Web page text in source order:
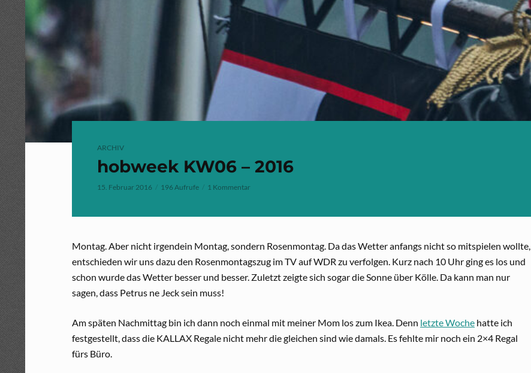
ARCHIV
hobweek KW06 – 2016
15. Februar 2016 196 Aufrufe 1 Kommentar
Montag. Aber nicht irgendein Montag, sondern Rosenmontag. Da das Wetter anfangs nicht so mitspielen wollte,
entschieden wir uns dazu den Rosenmontagszug im TV auf WDR zu verfolgen. Kurz nach 10 Uhr ging es los und
schon wurde das Wetter besser und besser. Zuletzt zeigte sich sogar die Sonne über Kölle. Da kann man nur
sagen, dass Petrus ne Jeck sein muss!
Am späten Nachmittag bin ich dann noch einmal mit meiner Mom los zum Ikea. Denn letzte Woche hatte ich
festgestellt, dass die KALLAX Regale nicht mehr die gleichen sind wie damals. Es fehlte mir noch ein 2×4 Regal
fürs Büro.